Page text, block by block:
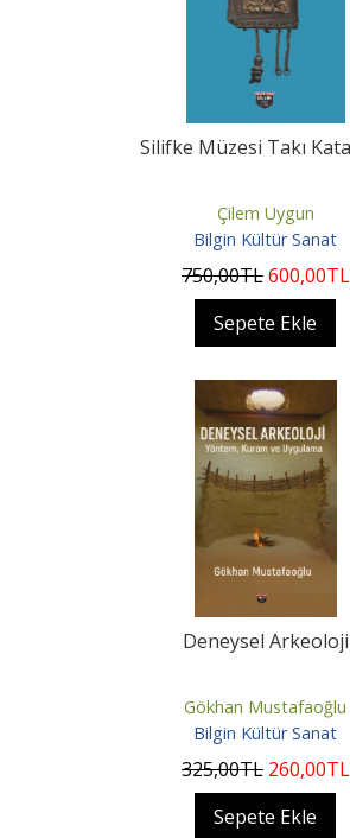
Silifke Müzesi Takı
Çilem Uygun
Bilgin Kültür Sanat
750,00TL600,00TL
Sepete Ekle
Deneysel Arkeoloji
Gökhan Mustafaoğlu
Bilgin Kültür Sanat
325,00TL 260,00TL
Sepete Ekle